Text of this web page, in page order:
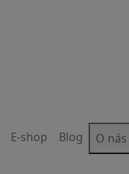
E-shop Blog
O nás